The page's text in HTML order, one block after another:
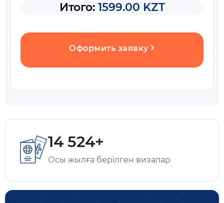
Итого: 1599.00 KZT
Оформить заявку
14 524+
Осы жылға берілген визалар